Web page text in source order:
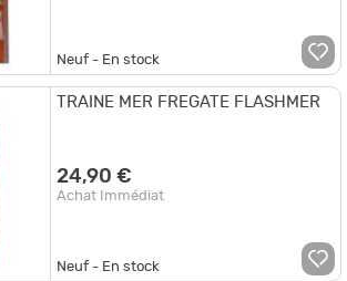
Neuf - En stock
TRAINE MER FREGATE FLASHMER
24,90 €
Achat Immédiat
Neuf - En stock